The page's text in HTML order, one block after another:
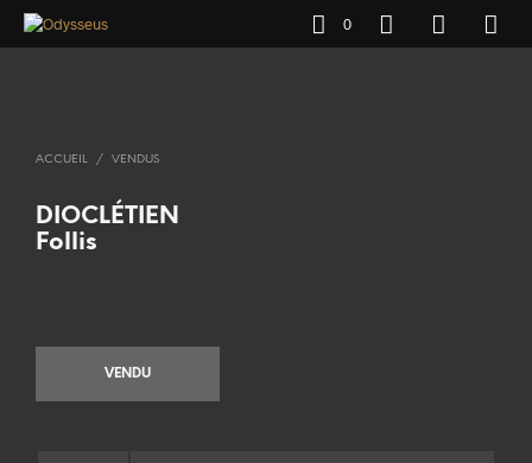
0
ACCUEIL / VENDUS
DIOCLÉTIEN
Follis
VENDU